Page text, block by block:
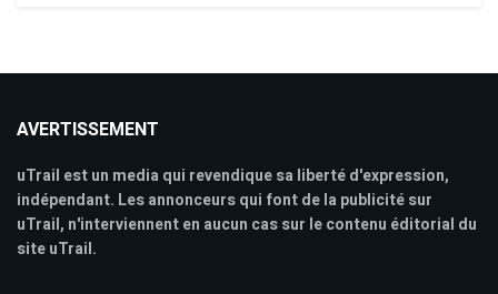
AVERTISSEMENT
uTrail est un media qui revendique sa liberté d'expression,
indépendant. Les annonceurs qui font de la publicité sur
uTrail, n'interviennent en aucun cas sur le contenu éditorial du
site uTrail.